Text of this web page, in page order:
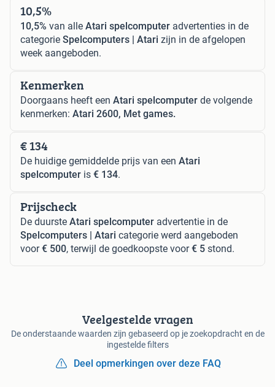
10,5%
10,5% van alle Atari spelcomputer advertenties in de
categorie Spelcomputers | Atari zijn in de afgelopen
week aangeboden.
Kenmerken
Doorgaans heeft een Atari spelcomputer de volgende
kenmerken: Atari 2600, Met games.
€ 134
De huidige gemiddelde prijs van een Atari
spelcomputer is € 134.
Prijscheck
De duurste Atari spelcomputer advertentie in de
Spelcomputers | Atari categorie werd aangeboden
voor€ 500, terwijl de goedkoopste voor€ 5 stond.
Veelgestelde vragen
De onderstaande waarden zijn gebaseerd op je zoekopdracht en de
ingestelde filters
Deel opmerkingen over deze FAQ